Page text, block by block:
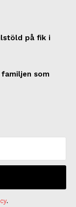
på fik i
som
.